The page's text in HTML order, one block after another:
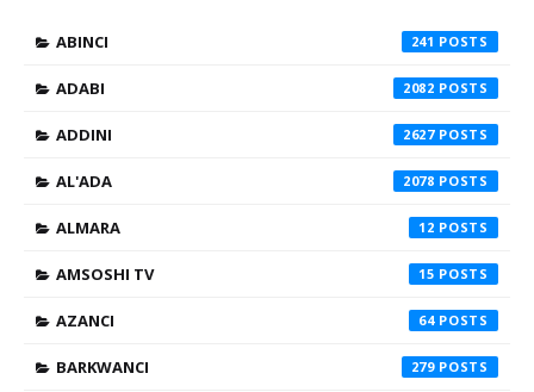
ABINCI 241
ADABI 2082
ADDINI 2627
AL'ADA 2078
ALMARA 12
AMSOSHI TV 15
AZANCI 64
BARKWANCI 279